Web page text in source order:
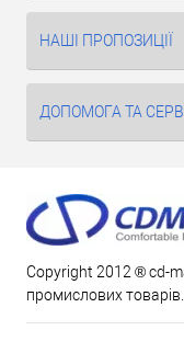
НАШІ ПРОПОЗИЦІЇ
ДОПОМОГА ТА
Copyright 2012 ® cd-
промислових